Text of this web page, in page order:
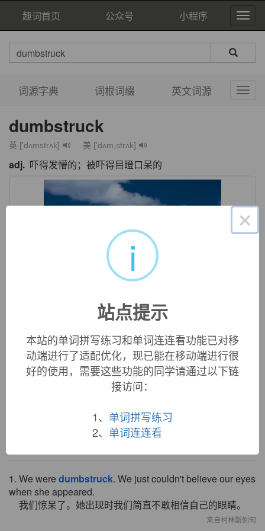
趣词首页 公众号 小程序
词源字典 词根词缀 英文词源
dumbstruck
英 ['dʌmstrʌk] 美 ['dʌm,strʌk]
adj. 吓得发懵的；被吓得目瞪口呆的
1/ 3
英文词源
dumbstruck (adj.)
+ past participle of
1. We were dumbstruck. We just couldn't believe our eyes
when she appeared.
我们惊呆了。她出现时我们简直不敢相信自己的眼睛。
来自柯林斯例句
×
i
站点提示
本站的单词拼写练习和单词连连看功能已对移
动端进行了适配优化，现已能在移动端进行很
好的使用，需要这些功能的同学请通过以下链
接访问：
1、 单词拼写练习
2、 单词连连看